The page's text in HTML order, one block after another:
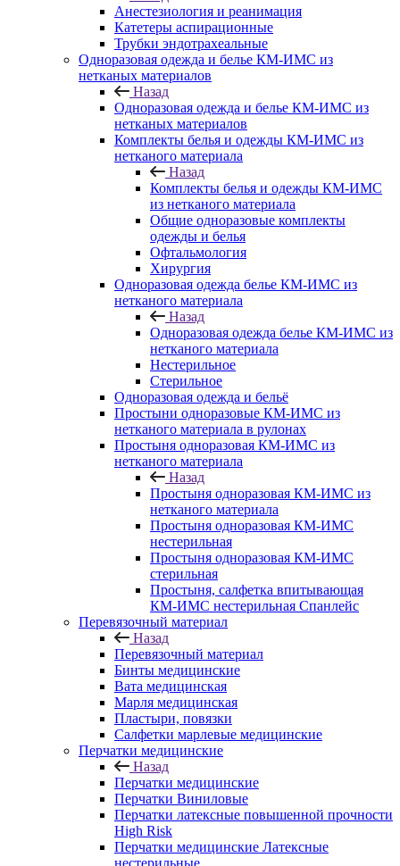
Анестезиология и реанимация
Катетеры аспирационные
Трубки эндотрахеальные
Одноразовая одежда и белье КМ-ИМС из
нетканых материалов
Назад
Одноразовая одежда и белье КМ-ИМС из
нетканых материалов
Комплекты белья и одежды КМ-ИМС из
нетканого материала
Назад
Комплекты белья и одежды КМ-ИМС
из нетканого материала
Общие одноразовые комплекты
одежды и белья
Офтальмология
Хирургия
Одноразовая одежда белье КМ-ИМС из
нетканого материала
Назад
Одноразовая одежда белье КМ-ИМС из
нетканого материала
Нестерильное
Стерильное
Одноразовая одежда и бельё
Простыни одноразовые КМ-ИМС из
нетканого материала в рулонах
Простыня одноразовая КМ-ИМС из
нетканого материала
Назад
Простыня одноразовая КМ-ИМС из
нетканого материала
Простыня одноразовая КМ-ИМС
нестерильная
Простыня одноразовая КМ-ИМС
стерильная
Простыня, салфетка впитывающая
КМ-ИМС нестерильная Спанлейс
Перевязочный материал
Назад
Перевязочный материал
Бинты медицинские
Вата медицинская
Марля медицинская
Пластыри, повязки
Салфетки марлевые медицинские
Перчатки медицинские
Назад
Перчатки медицинские
Перчатки Виниловые
Перчатки латексные повышенной прочности
High Risk
Перчатки медицинские Латексные
нестерильные